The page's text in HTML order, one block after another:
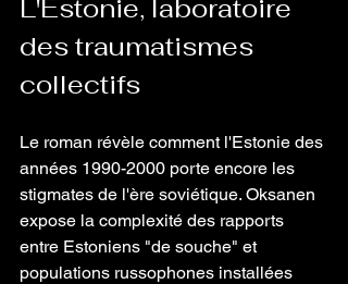
L'Estonie, laboratoire
des traumatismes
collectifs
Le roman révèle comment l'Estonie des
années 1990-2000 porte encore les
stigmates de l'ère soviétique. Oksanen
expose la complexité des rapports
entre Estoniens "de souche" et
populations russophones installées